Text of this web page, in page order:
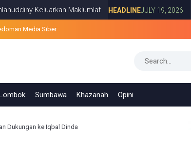
Maklumlat HEADLINE JULY 19, 2026 Survei
Media Siber
Sumbawa Khazanah Opini
Dukungan ke Iqbal Dinda